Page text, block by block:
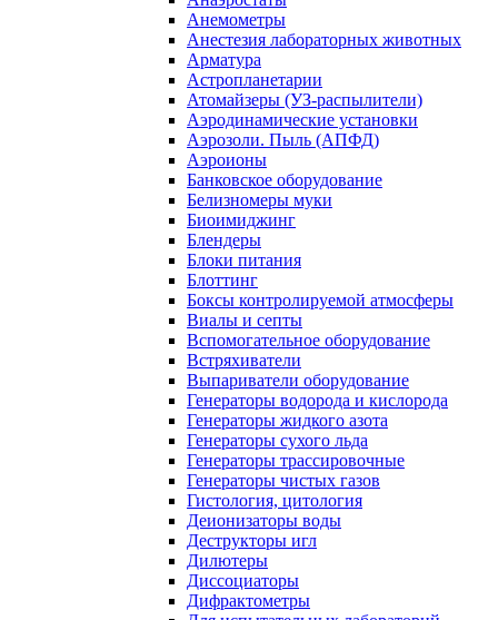
Анемометры
Анестезия лабораторных животных
Арматура
Астропланетарии
Атомайзеры (УЗ-распылители)
Аэродинамические установки
Аэрозоли. Пыль (АПФД)
Аэроионы
Банковское оборудование
Белизномеры муки
Биоимиджинг
Блендеры
Блоки питания
Блоттинг
Боксы контролируемой атмосферы
Виалы и септы
Вспомогательное оборудование
Встряхиватели
Выпариватели оборудование
Генераторы водорода и кислорода
Генераторы жидкого азота
Генераторы сухого льда
Генераторы трассировочные
Генераторы чистых газов
Гистология, цитология
Деионизаторы воды
Деструкторы игл
Дилютеры
Диссоциаторы
Дифрактометры